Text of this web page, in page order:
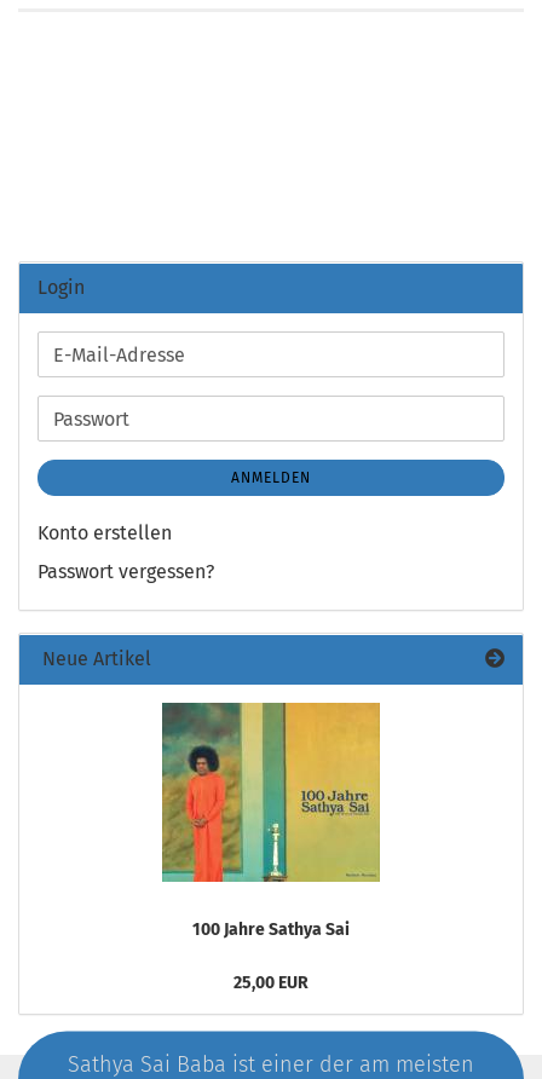
Login
E-
Mail-
Adresse
Passwort
ANMELDEN
Konto erstellen
Passwort vergessen?
Neue Artikel
100 Jahre Sathya Sai
25,00 EUR
Sathya Sai Baba ist einer der am meisten